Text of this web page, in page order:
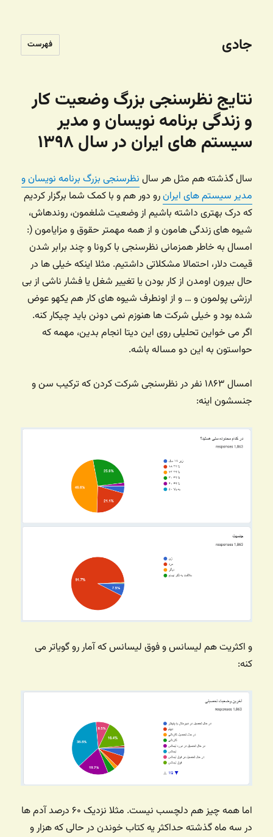
جادی فهرست
نتایج نظرسنجی بزرگ وضعیت کار
و زندگی برنامه نویسان و مدیر
سیستم های ایران در سال ۱۳۹۸
سال گذشته هم مثل هر سال نظرسنجی بزرگ برنامه نویسان و
مدیر سیستم های ایرانرو دور هم و با کمک شما برگزار کردیم
که درک بهتری داشته باشیم از وضعیت شلغمون، روندهاش،
شیوه های زندگی هامون و از همه مهمتر حقوق و مزایامون (:
امسال به خاطر همزمانی نظرسنجی با کرونا و چند برابر شدن
قیمت دلار، احتمالا مشکلاتی داشتیم. مثلا اینکه خیلی ها در
حال بیرون اومدن از کار بودن یا تغییر شغل یا فشار ناشی از بی
ارزشی پولمون و … و از اونطرف شیوه های کار هم یکهو عوض
شده بود و خیلی شرکت ها هنوزم نمی دونن باید چیکار کنه.
اگر می خواین تحلیلی روی این دیتا انجام بدین، مهمه که
حواستون به این دو مساله باشه.
امسال ۱۸۶۳ نفر در نظرسنجی شرکت کردن که ترکیب سن و
جنسشون اینه:
و اکثریت هم لیسانس و فوق لیسانس که آمار رو گویاتر می
کنه:
اما همه چیز هم دلچسب نیست. مثلا نزدیک ۶۰ درصد آدم ها
در سه ماه گذشته حداکثر یه کتاب خوندن در حالی که هزار و